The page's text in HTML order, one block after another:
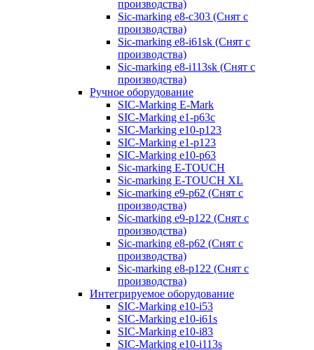
производства)
Sic-marking e8-c303 (Снят с
производства)
Sic-marking e8-i61sk (Снят с
производства)
Sic-marking e8-i113sk (Снят с
производства)
Ручное оборудование
SIC-Marking E-Mark
SIC-Marking e1-p63с
SIC-Marking e10-p123
SIC-Marking e1-p123
SIC-Marking e10-p63
Sic-marking E-TOUCH
Sic-marking E-TOUCH XL
Sic-marking e9-p62 (Снят с
производства)
Sic-marking e9-p122 (Снят с
производства)
Sic-marking e8-p62 (Снят с
производства)
Sic-marking e8-p122 (Снят с
производства)
Интегрируемое оборудование
SIC-Marking e10-i53
SIC-Marking e10-i61s
SIC-Marking e10-i83
SIC-Marking e10-i113s